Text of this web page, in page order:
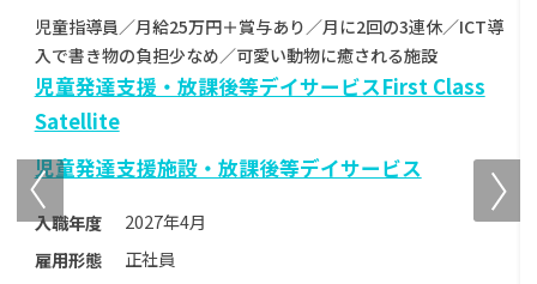
保育士／月給万円＋賞与あり／保護者との連絡は社用LINEで
OK！/大人気！月に2回の3連休★/動物たちに癒される職場
児童発達支援・放課後等デイサービスFirst Class
児童発達支援施設・放課後等デイサービス
入職年度
2027年4月
雇用形態
正社員
給与
月収250,000円 〜